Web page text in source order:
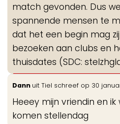
match gevonden. Dus
spannende mensen te
dat het een begin mag
bezoeken aan clubs en
thuisdates (SDC:
Dann uit Tiel schreef op 30
Heeey mijn vriendin en
komen stellendag